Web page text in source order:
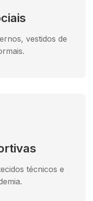
vestidos de
técnicos e